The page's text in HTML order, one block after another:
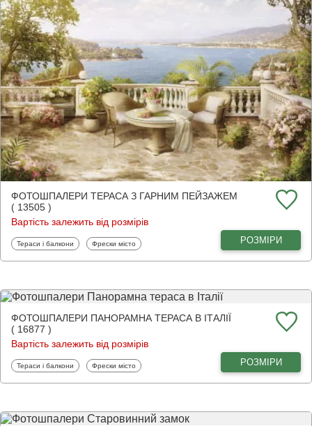
ФОТОШПАЛЕРИ ТЕРАСА З ГАРНИМ ПЕЙЗАЖЕМ
( 13505 )
Вартість залежить від розмірів
Фотошпалери
Тераси і балкони Фотошпалери
Фрески місто РОЗМІРИ
ФОТОШПАЛЕРИ ПАНОРАМНА ТЕРАСА В ІТАЛІЇ
( 16877 )
Вартість залежить від розмірів
Фотошпалери
Тераси і балкони Фотошпалери
Фрески місто РОЗМІРИ